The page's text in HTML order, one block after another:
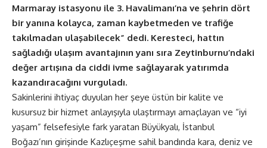
Marmaray istasyonu ile 3. Havalimanı’na ve şehrin dört
bir yanına kolayca, zaman kaybetmeden ve trafiğe
takılmadan ulaşabilecek” dedi. Keresteci, hattın
sağladığı ulaşım avantajının yanı sıra Zeytinburnu’ndaki
değer artışına da ciddi ivme sağlayarak yatırımda
kazandıracağını vurguladı.
Sakinlerini ihtiyaç duyulan her şeye üstün bir kalite ve
kusursuz bir hizmet anlayışıyla ulaştırmayı amaçlayan ve “iyi
yaşam” felsefesiyle fark yaratan Büyükyalı, İstanbul
Boğazı’nın girişinde Kazlıçeşme sahil bandında kara, deniz ve